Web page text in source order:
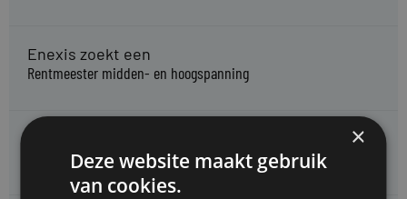
Enexis zoekt een
Rentmeester midden- en hoogspanning
Jurist ruimtelijke planvorming
×
Deze website maakt gebruik
van cookies.